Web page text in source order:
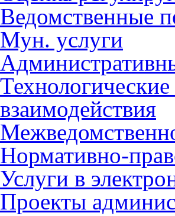
Ведомственные
Мун. услуги
взаимодействия
Нормативно-
Услуги в
Проекты